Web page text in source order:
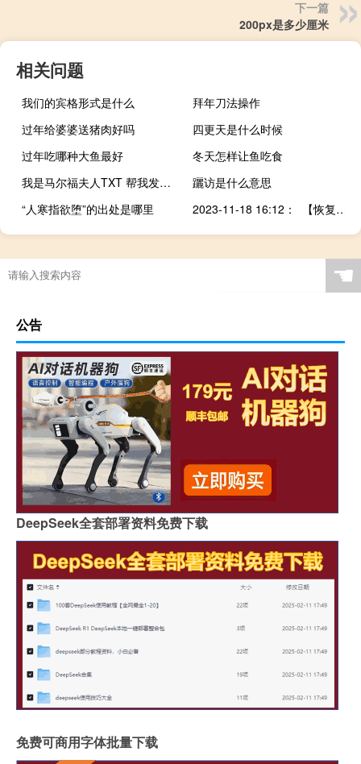
下一篇
200px是多少厘米
相关问题
我们的宾格形式是什么
拜年刀法操作
过年给婆婆送猪肉好吗
四更天是什么时候
过年吃哪种大鱼最好
冬天怎样让鱼吃食
我是马尔福夫人TXT 帮我发到邮箱好么 O( cap _ cap )O谢谢 949
躧访是什么意思
“人寒指欲堕”的出处是哪里
2023-11-18 16:12： 【恢复】G2211长延高速霍永东段，霍州至永和方向，霍州西收费站与汾西收费站之间，K175+600处，小轿车追尾大货车事故处理完毕。 ​​​
☚
公告
DeepSeek全套部署资料免费下载
免费可商用字体批量下载